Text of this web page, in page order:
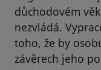
důchodovém
nezvládá.
toho, že by
závěrech jeho